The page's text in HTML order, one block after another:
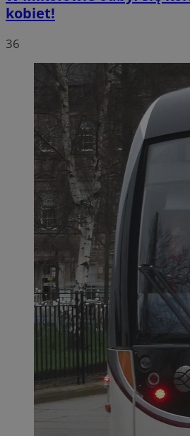
kobiet!
36